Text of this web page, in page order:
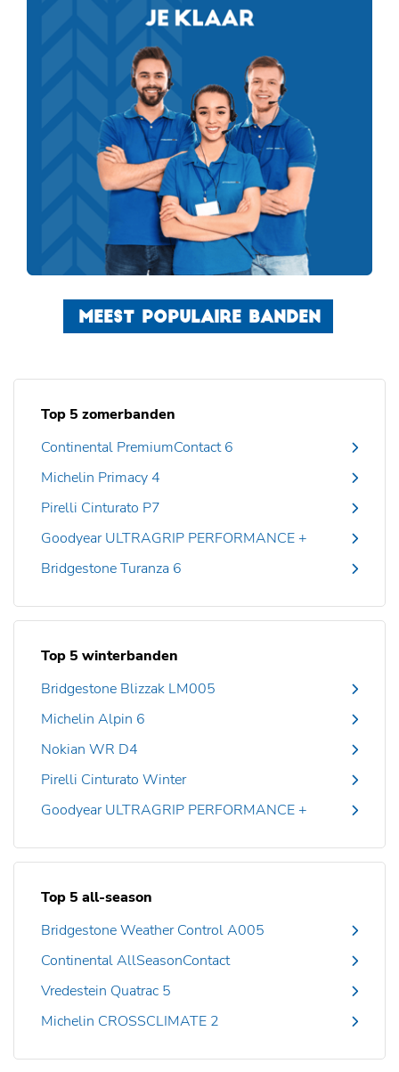
MEEST POPULAIRE BANDEN
Top 5 zomerbanden
Continental PremiumContact 6
Michelin Primacy 4
Pirelli Cinturato P7
Goodyear ULTRAGRIP PERFORMANCE +
Bridgestone Turanza 6
Top 5 winterbanden
Bridgestone Blizzak LM005
Michelin Alpin 6
Nokian WR D4
Pirelli Cinturato Winter
Goodyear ULTRAGRIP PERFORMANCE +
Top 5 all-season
Bridgestone Weather Control A005
Continental AllSeasonContact
Vredestein Quatrac 5
Michelin CROSSCLIMATE 2